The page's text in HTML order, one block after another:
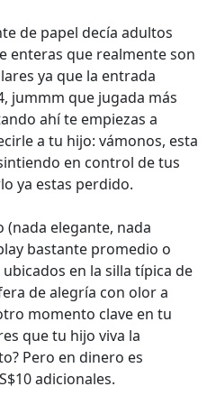
de papel decía adultos
enteras que realmente son
ya que la entrada
jummm que jugada más
ahí te empiezas a
a tu hijo: vámonos, esta
en control de tus
ya estas perdido.
(nada elegante, nada
bastante promedio o
en la silla típica de
de alegría con olor a
momento clave en tu
que tu hijo viva la
Pero en dinero es
adicionales.